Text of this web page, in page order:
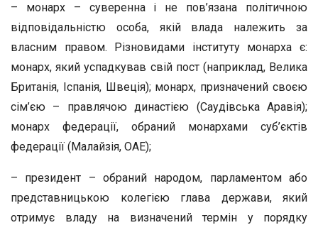
– монарх – суверенна і не пов’язана політичною
відповідальністю особа, якій влада належить за
власним правом. Різновидами інституту монарха є:
монарх, який успадкував свій пост (наприклад, Велика
Британія, Іспанія, Швеція); монарх, призначений своєю
сім’єю – правлячою династією (Саудівська Аравія);
монарх федерації, обраний монархами суб’єктів
федерації (Малайзія, ОАЕ);
– президент – обраний народом, парламентом або
представницькою колегією глава держави, який
отримує владу на визначений термін у порядку